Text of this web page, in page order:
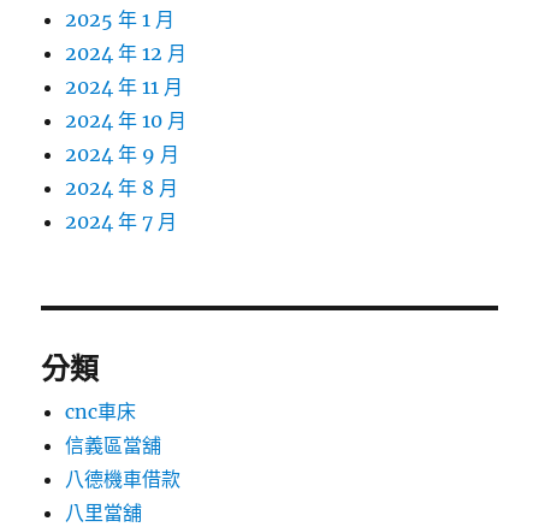
2025 年 1 月
2024 年 12 月
2024 年 11 月
2024 年 10 月
2024 年 9 月
2024 年 8 月
2024 年 7 月
分類
cnc車床
信義區當舖
八德機車借款
八里當舖